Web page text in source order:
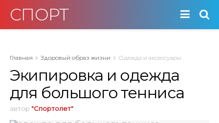
СПОРТ
Главная Здоровый образ жизни Одежда и аксессуары
Экипировка и одежда
для большого тенниса
автор "Спортолет"